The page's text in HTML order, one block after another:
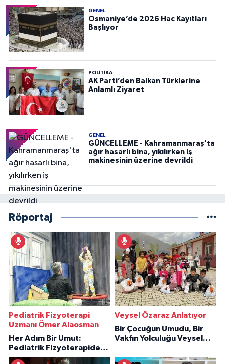
GENEL
Osmaniye’de 2026 Hac Kayıtları
Başlıyor
POLITIKA
AK Parti’den Balkan Türklerine
Anlamlı Ziyaret
GENEL
GÜNCELLEME - Kahramanmaraş'ta
ağır hasarlı bina, yıkılırken iş
makinesinin üzerine devrildi
Röportaj
Pediatrik Fizyoterapi
Uzmanı Ömer Alaosman
Her Adım Bir Umut:
Pediatrik Fizyoterapiden
İlham Veren Hikâyeler
Veysel Özaraz Anlatıyor
Bir Çocuğun Umudu, Bir
Vakfın Yolculuğu Veysel